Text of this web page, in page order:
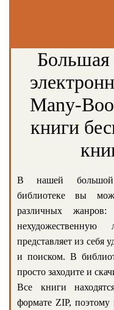
Большая
Many-
книги
В нашей большой
библиотеке вы
различных
представляет из себя
и поиском. В
просто заходите и
Все книги
формате ZIP,